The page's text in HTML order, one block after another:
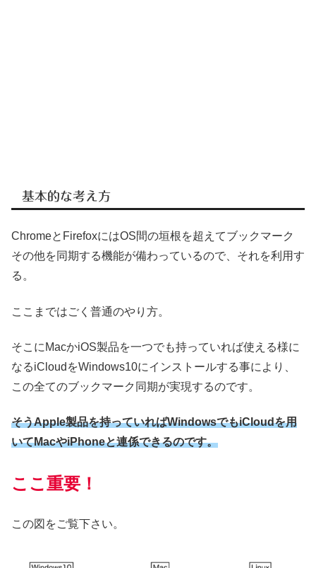
基本的な考え方
ChromeとFirefoxにはOS間の垣根を超えてブックマーク
その他を同期する機能が備わっているので、それを利用す
る。
ここまではごく普通のやり方。
そこにMacかiOS製品を一つでも持っていれば使える様に
なるiCloudをWindows10にインストールする事により、
この全てのブックマーク同期が実現するのです。
そうApple製品を持っていればWindowsでもiCloudを用
いてMacやiPhoneと連係できるのです。
ここ重要！
この図をご覧下さい。